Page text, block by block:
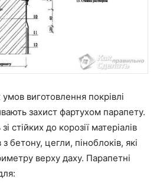
виготовлення покрівлі
захист фартухом парапету.
стійких до корозії матеріалів
бетону, цегли, піноблоків, які
верху даху. Парапетні